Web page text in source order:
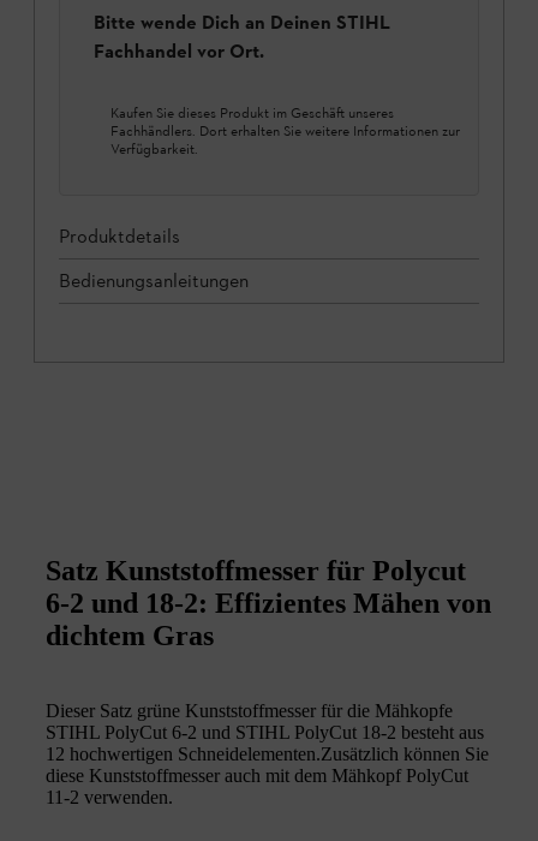
Bitte wende Dich an Deinen STIHL
Fachhandel vor Ort.
Kaufen Sie dieses Produkt im Geschäft unseres
Fachhändlers. Dort erhalten Sie weitere Informationen zur
Verfügbarkeit.
Produktdetails
Bedienungsanleitungen
Satz Kunststoffmesser für Polycut
6-2 und 18-2: Effizientes Mähen von
dichtem Gras
Dieser Satz grüne Kunststoffmesser für die Mähkopfe
STIHL PolyCut 6-2 und STIHL PolyCut 18-2 besteht aus
12 hochwertigen Schneidelementen.Zusätzlich können Sie
diese Kunststoffmesser auch mit dem Mähkopf PolyCut
11-2 verwenden.